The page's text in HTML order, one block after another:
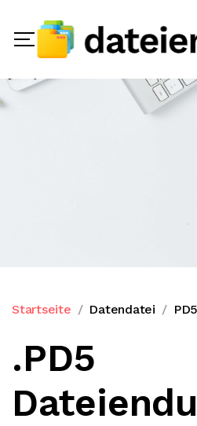
Startseite Datendatei
.PD5